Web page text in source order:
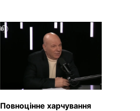
Повноцінне харчування